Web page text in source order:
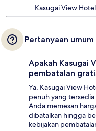
Kasugai View
Pertanyaan umum
Apakah Kasugai
pembatalan
Ya, Kasugai View
penuh yang
Anda memesan
dibatalkan hingga
kebijakan